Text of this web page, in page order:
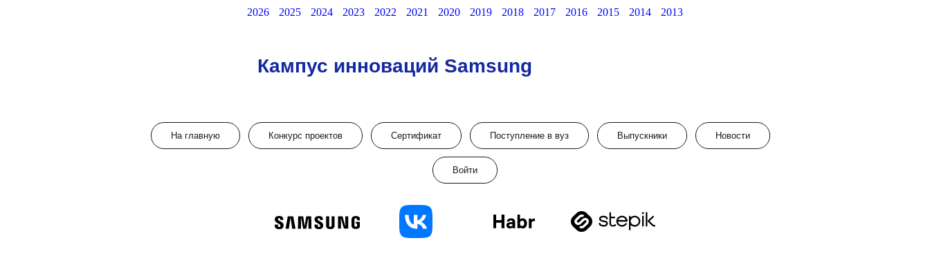
2026 2025 2024 2023 2022 2021 2020 2019 2018 2017 2016 2015 2014 2013
Кампус инноваций Samsung
На главную Конкурс проектов Сертификат Поступление в вуз Выпускники Новости
Войти